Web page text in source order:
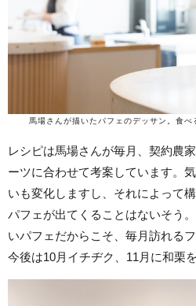
馬場さんが描いたパフェのデッサン。食べ
レシピは馬場さんが毎月、契約農
ーツに合わせて考案しています。
いも変化しますし、それによって
パフェが出てくることはないそう
いパフェだからこそ、毎月訪れる
今後は10月イチヂク、11月に和栗